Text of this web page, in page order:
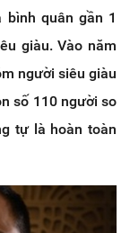
quân gần 1
giàu. Vào năm
người siêu giàu
số 110 người so
tự là hoàn toàn